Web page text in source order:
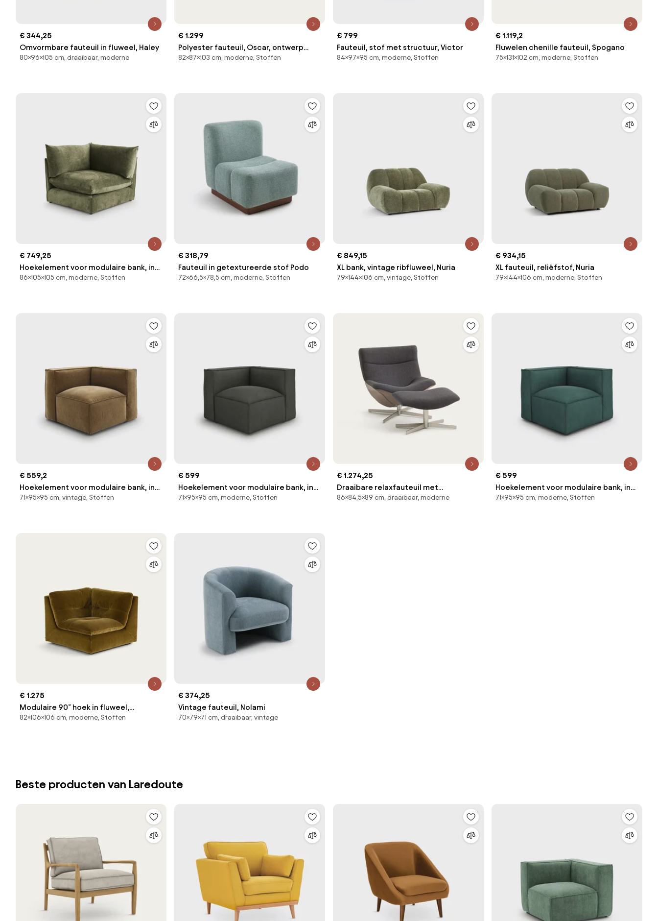
€ 344,25
Omvormbare fauteuil in fluweel, Haley
80×96×105 cm, draaibaar, moderne
€ 1.299
Polyester fauteuil, Oscar, ontwerp
Emmanuel Gallina
82×87×103 cm, moderne, Stoffen
€ 799
Fauteuil, stof met structuur, Victor
84×97×95 cm, moderne, Stoffen
€ 1.119,2
Fluwelen chenille fauteuil, Spogano
75×131×102 cm, moderne, Stoffen
€ 749,25
Hoekelement voor modulaire bank, in
structuurfluweel, Malo
86×105×105 cm, moderne, Stoffen
€ 318,79
Fauteuil in getextureerde stof Podo
72×66,5×78,5 cm, moderne, Stoffen
€ 849,15
XL bank, vintage ribfluweel, Nuria
79×144×106 cm, vintage, Stoffen
€ 934,15
XL fauteuil, reliëfstof, Nuria
79×144×106 cm, moderne, Stoffen
€ 559,2
Hoekelement voor modulaire bank, in
vintage ribfluweel, Seven
71×95×95 cm, vintage, Stoffen
€ 599
Hoekelement voor modulaire bank, in
ribfluweel, Seven
71×95×95 cm, moderne, Stoffen
€ 1.274,25
Draaibare relaxfauteuil met
voetenbank, Wesley
86×84,5×89 cm, draaibaar, moderne
€ 599
Hoekelement voor modulaire bank, in
ribfluweel, Seven
71×95×95 cm, moderne, Stoffen
€ 1.275
Modulaire 90° hoek in fluweel,
GIULIANO
82×106×106 cm, moderne, Stoffen
€ 374,25
Vintage fauteuil, Nolami
70×79×71 cm, draaibaar, vintage
Beste producten van Laredoute